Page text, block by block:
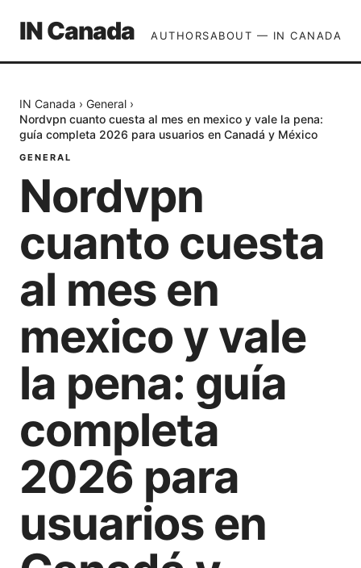
IN Canada AUTHORSABOUT — IN CANADA
IN Canada › General ›
Nordvpn cuanto cuesta al mes en mexico y vale la pena:
guía completa 2026 para usuarios en Canadá y México
GENERAL
Nordvpn
cuanto cuesta
al mes en
mexico y vale
la pena: guía
completa
2026 para
usuarios en